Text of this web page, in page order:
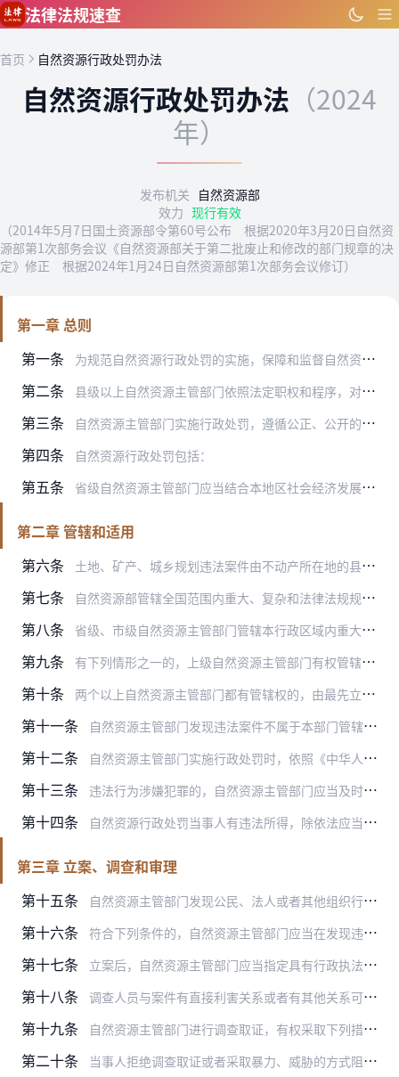
跳到主要内容
法律法规速查
首页 自然资源行政处罚办法
自然资源行政处罚办法 （2024
年）
发布机关 自然资源部
效力 现行有效
（2014年5月7日国土资源部令第60号公布 根据2020年3月20日自然资
源部第1次部务会议《自然资源部关于第二批废止和修改的部门规章的决
定》修正 根据2024年1月24日自然资源部第1次部务会议修订）
第一章 总则
第一条
为规范自然资源行政处罚的实施，保障和监督自然资源主管部门依法履行职责，保护公民、法人或者其他组织的合法权益，根据《中华人民共和国行政处罚法》以及《中华人民共和国…
第二条 县级以上自然资源主管部门依照法定职权和程序，对公民、法人或者其他组织违反土地、矿产、测绘地理信息、城乡规划等自然资源管理法律法规的行为实施行政处罚，适用本办法。
第三条 自然资源主管部门实施行政处罚，遵循公正、公开的原则，做到事实清楚，证据确凿，定性准确，依据正确，程序合法，处罚适当。
第四条 自然资源行政处罚包括：
第五条 省级自然资源主管部门应当结合本地区社会经济发展的实际情况，依法制定行政处罚裁量基准，规范行使行政处罚裁量权，并向社会公布。
第二章 管辖和适用
第六条
土地、矿产、城乡规划违法案件由不动产所在地的县级自然资源主管部门管辖。
第七条 自然资源部管辖全国范围内重大、复杂和法律法规规定应当由其管辖的自然资源违法案件。
第八条 省级、市级自然资源主管部门管辖本行政区域内重大、复杂的，涉及下一级人民政府的和法律法规规定应当由其管辖的自然资源违法案件。
第九条 有下列情形之一的，上级自然资源主管部门有权管辖下级自然资源主管部门管辖的案件：
第十条 两个以上自然资源主管部门都有管辖权的，由最先立案的自然资源主管部门管辖。
第十一条 自然资源主管部门发现违法案件不属于本部门管辖的，应当移送有管辖权的自然资源主管部门或者其他部门。
第十二条 自然资源主管部门实施行政处罚时，依照《中华人民共和国行政处罚法》第二十六条规定，可以向有关机关提出协助请求。
第十三条 违法行为涉嫌犯罪的，自然资源主管部门应当及时将案件移送司法机关。发现涉及国家公职人员违法犯罪问题线索的，应当及时移送监察机关。
第十四条 自然资源行政处罚当事人有违法所得，除依法应当退赔的外，应当予以没收。
第三章 立案、调查和审理
第十五条
自然资源主管部门发现公民、法人或者其他组织行为涉嫌违法的，应当及时核查。对正在实施的违法行为，应当依法及时下达责令停止违法行为通知书予以制止。
第十六条 符合下列条件的，自然资源主管部门应当在发现违法行为后及时立案：
第十七条 立案后，自然资源主管部门应当指定具有行政执法资格的承办人员，及时组织调查取证。
第十八条 调查人员与案件有直接利害关系或者有其他关系可能影响公正执法的，应当回避。
第十九条 自然资源主管部门进行调查取证，有权采取下列措施：
第二十条 当事人拒绝调查取证或者采取暴力、威胁的方式阻碍自然资源主管部门调查取证的，自然资源主管部门可以提请公安机关、检察机关、监察机关或者相关部门协助，并向本级人民政府…